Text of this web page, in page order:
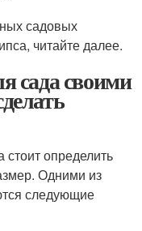
садовых
читайте далее.
сада своими
определить
Одними из
следующие